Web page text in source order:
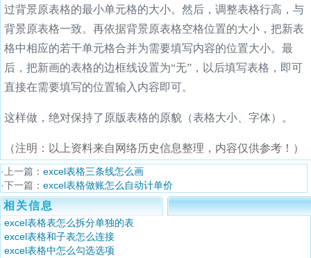
过背景原表格的最小单元格的大小。然后，调整表格行高，与
背景原表格一致。再依据背景原表格空格位置的大小，把新表
格中相应的若干单元格合并为需要填写内容的位置大小。最
后，把新画的表格的边框线设置为“无”，以后填写表格，即可
直接在需要填写的位置输入内容即可。
这样做，绝对保持了原版表格的原貌（表格大小、字体）。
（注明：以上资料来自网络历史信息整理，内容仅供参考！）
·上一篇： excel表格三条线怎么画
·下一篇： excel表格做账怎么自动计单价
相关信息
excel表格表怎么拆分单独的表
excel表格和子表怎么连接
excel表格中怎么勾选选项